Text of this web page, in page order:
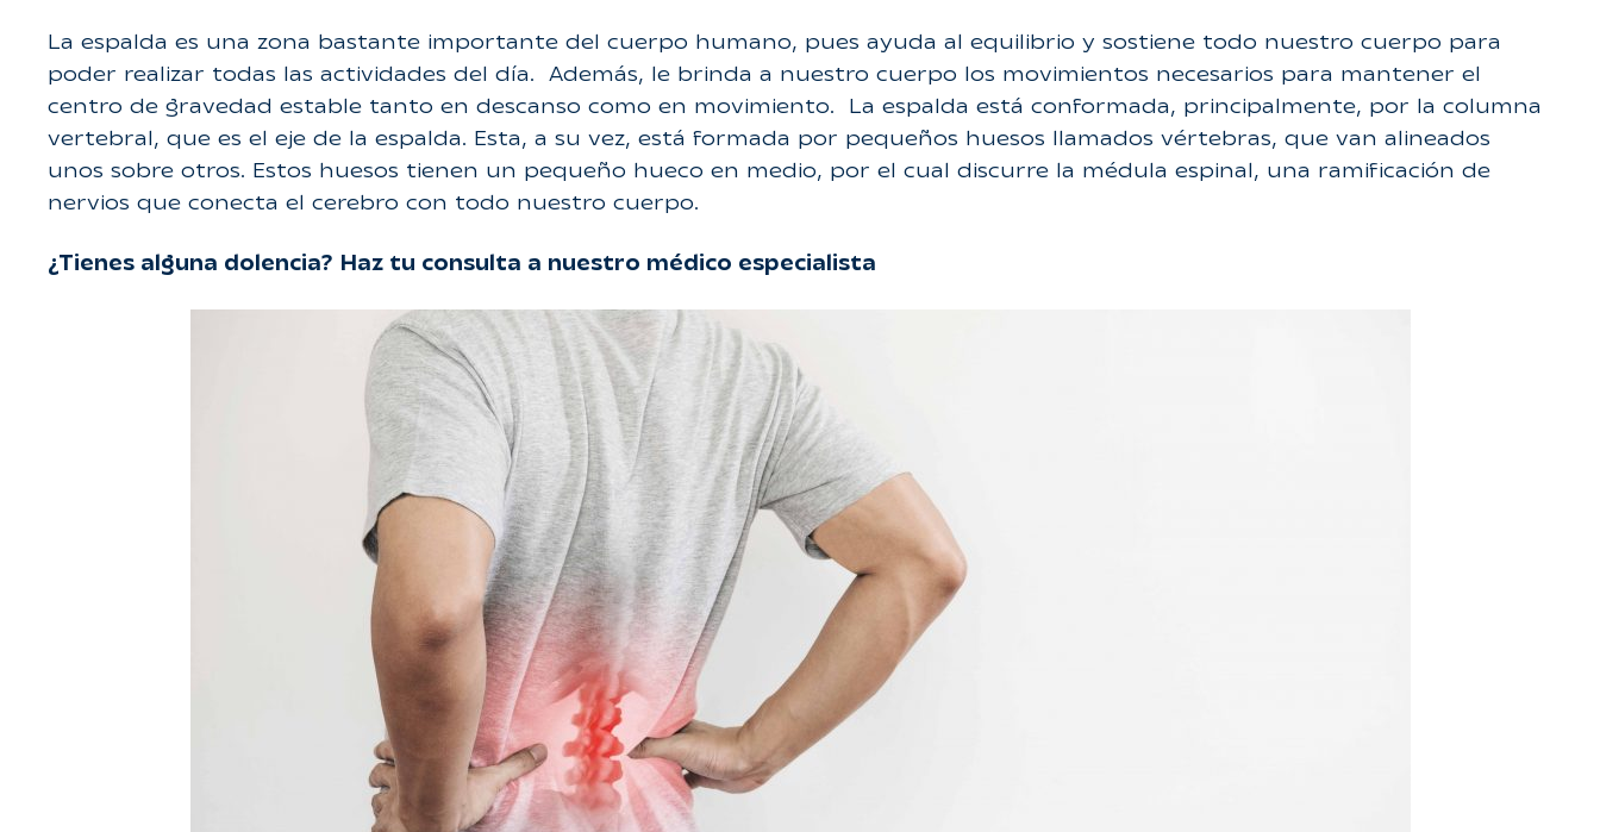
La espalda es una zona bastante importante del cuerpo humano, pues ayuda al equilibrio y sostiene todo nuestro cuerpo para
poder realizar todas las actividades del día. Además, le brinda a nuestro cuerpo los movimientos necesarios para mantener el
centro de gravedad estable tanto en descanso como en movimiento. La espalda está conformada, principalmente, por la columna
vertebral, que es el eje de la espalda. Esta, a su vez, está formada por pequeños huesos llamados vértebras, que van alineados
unos sobre otros. Estos huesos tienen un pequeño hueco en medio, por el cual discurre la médula espinal, una ramificación de
nervios que conecta el cerebro con todo nuestro cuerpo.
¿Tienes alguna dolencia? Haz tu consulta a nuestro médico especialista